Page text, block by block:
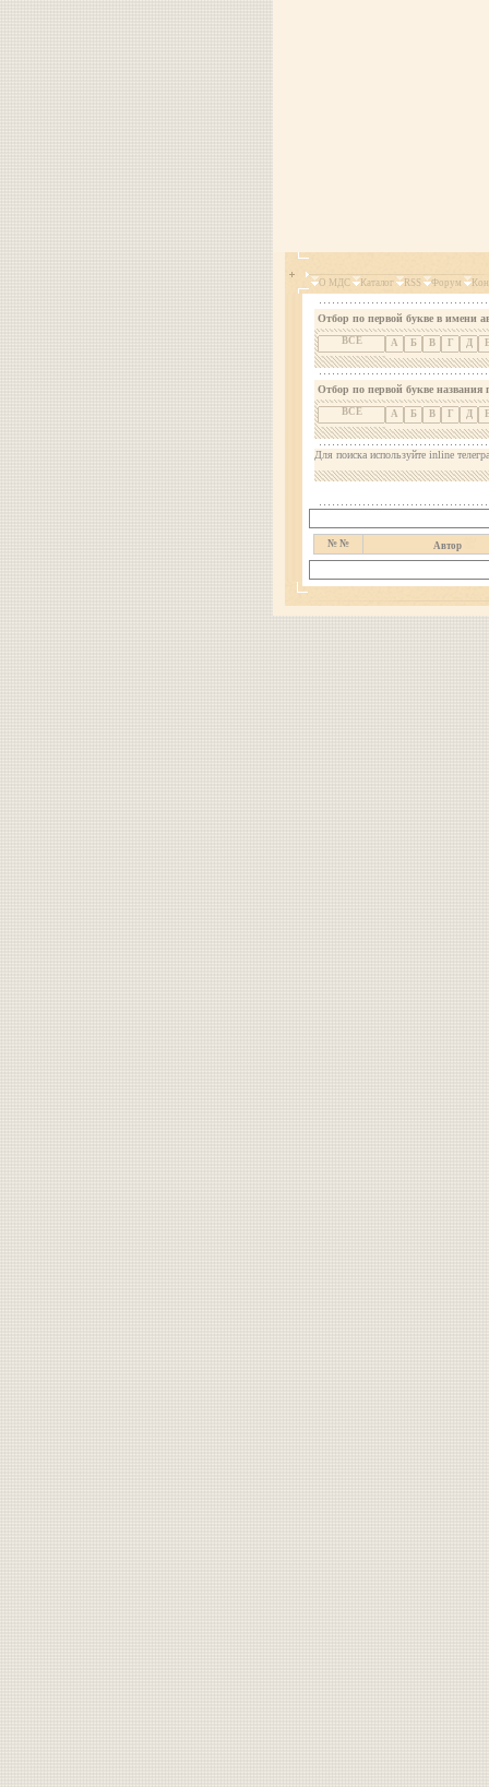
О МДС Каталог RSS Форум
Отбор по первой букве в имени
ВСЕ А Б В Г Д
Отбор по первой букве названия
ВСЕ А Б В Г Д
Для поиска используйте inline
№ № Автор